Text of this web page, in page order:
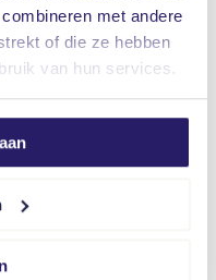
met andere
of die ze hebben
van hun services.
op kantoor,
moet houden.